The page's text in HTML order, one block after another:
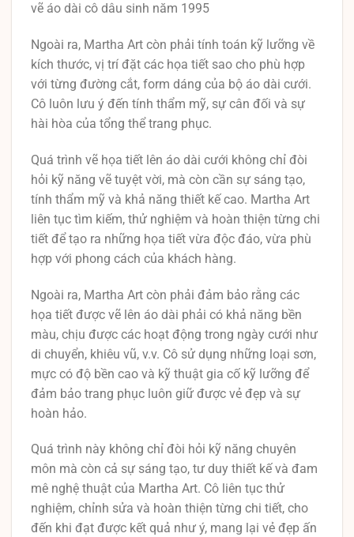
vẽ áo dài cô dâu sinh năm 1995
Ngoài ra, Martha Art còn phải tính toán kỹ lưỡng về
kích thước, vị trí đặt các họa tiết sao cho phù hợp
với từng đường cắt, form dáng của bộ áo dài cưới.
Cô luôn lưu ý đến tính thẩm mỹ, sự cân đối và sự
hài hòa của tổng thể trang phục.
Quá trình vẽ họa tiết lên áo dài cưới không chỉ đòi
hỏi kỹ năng vẽ tuyệt vời, mà còn cần sự sáng tạo,
tính thẩm mỹ và khả năng thiết kế cao. Martha Art
liên tục tìm kiếm, thử nghiệm và hoàn thiện từng chi
tiết để tạo ra những họa tiết vừa độc đáo, vừa phù
hợp với phong cách của khách hàng.
Ngoài ra, Martha Art còn phải đảm bảo rằng các
họa tiết được vẽ lên áo dài phải có khả năng bền
màu, chịu được các hoạt động trong ngày cưới như
di chuyển, khiêu vũ, v.v. Cô sử dụng những loại sơn,
mực có độ bền cao và kỹ thuật gia cố kỹ lưỡng để
đảm bảo trang phục luôn giữ được vẻ đẹp và sự
hoàn hảo.
Quá trình này không chỉ đòi hỏi kỹ năng chuyên
môn mà còn cả sự sáng tạo, tư duy thiết kế và đam
mê nghệ thuật của Martha Art. Cô liên tục thử
nghiệm, chỉnh sửa và hoàn thiện từng chi tiết, cho
đến khi đạt được kết quả như ý, mang lại vẻ đẹp ấn